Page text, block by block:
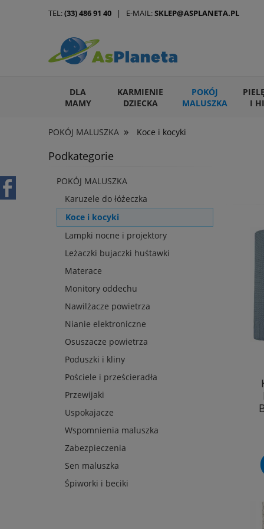
DLA
MAMY
KARMIENIE
DZIECKA
POKÓJ
MALUSZKA
I
ARTYKUŁY DLA ZWIERZĄT
POKÓJ MALUSZKA » Koce i kocyki
TEL:(33) 486 91 40 | E-MAIL:SKLEP@ASPLANETA.PL
Podkategorie
POKÓJ MALUSZKA
Karuzele do łóżeczka
Koce i kocyki
Lampki nocne i projektory
Leżaczki bujaczki huśtawki
Materace
Monitory oddechu
Nawilżacze powietrza
Nianie elektroniczne
Osuszacze powietrza
Poduszki i kliny
Pościele i prześcieradła
Przewijaki
Uspokajacze
Wspomnienia maluszka
Zabezpieczenia
Sen maluszka
Śpiworki i beciki